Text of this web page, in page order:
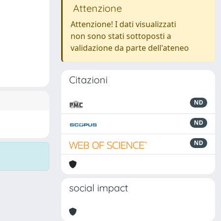
Attenzione
Attenzione! I dati visualizzati
non sono stati sottoposti a
validazione da parte dell'ateneo
Citazioni
ND
ND
ND
social impact